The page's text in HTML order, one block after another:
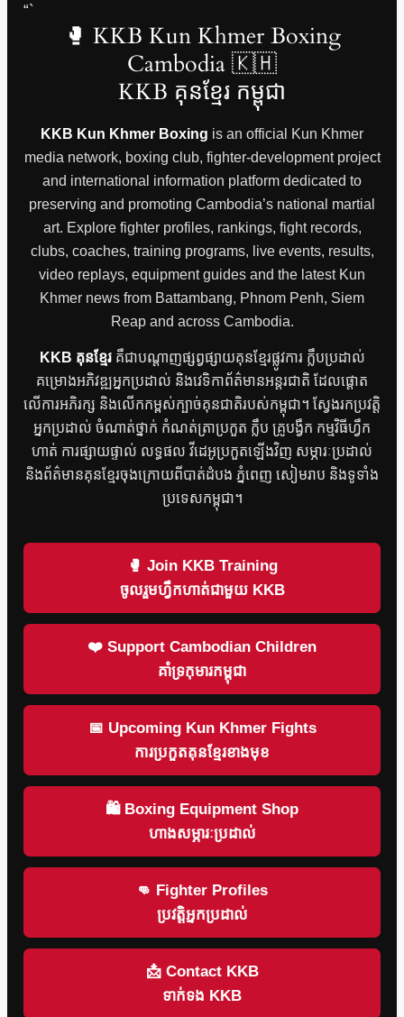
“`
🥊 KKB Kun Khmer Boxing
Cambodia 🇰🇭
KKB គុនខ្មែរ កម្ពុជា
KKB Kun Khmer Boxing is an official Kun Khmer
media network, boxing club, fighter-development project
and international information platform dedicated to
preserving and promoting Cambodia’s national martial
art. Explore fighter profiles, rankings, fight records,
clubs, coaches, training programs, live events, results,
video replays, equipment guides and the latest Kun
Khmer news from Battambang, Phnom Penh, Siem
Reap and across Cambodia.
KKB គុនខ្មែរគឺជាបណ្តាញផ្សព្វផ្សាយគុនខ្មែរផ្លូវការ ក្លឹបប្រដាល់
គម្រោងអភិវឌ្ឍអ្នកប្រដាល់ និងវេទិកាព័ត៌មានអន្តរជាតិ ដែលផ្តោត
លើការអភិរក្ស និងលើកកម្ពស់ក្បាច់គុនជាតិរបស់កម្ពុជា។ ស្វែងរកប្រវត្តិ
អ្នកប្រដាល់ ចំណាត់ថ្នាក់ កំណត់ត្រាប្រកួត ក្លឹប គ្រូបង្វឹក កម្មវិធីហ្វឹក
ហាត់ ការផ្សាយផ្ទាល់ លទ្ធផល វីដេអូប្រកួតឡើងវិញ សម្ភារៈប្រដាល់
និងព័ត៌មានគុនខ្មែរចុងក្រោយពីបាត់ដំបង ភ្នំពេញ សៀមរាប និងទូទាំង
ប្រទេសកម្ពុជា។
🥊 Join KKB Training
ចូលរួមហ្វឹកហាត់ជាមួយ KKB
❤️ Support Cambodian Children
គាំទ្រកុមារកម្ពុជា
📅 Upcoming Kun Khmer Fights
ការប្រកួតគុនខ្មែរខាងមុខ
🛍 Boxing Equipment Shop
ហាងសម្ភារៈប្រដាល់
👊 Fighter Profiles
ប្រវត្តិអ្នកប្រដាល់
📩 Contact KKB
ទាក់ទង KKB